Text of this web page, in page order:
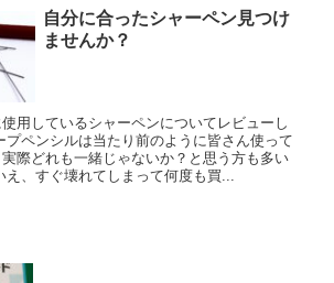
自分に合ったシャーペン見つけ
ませんか？
用しているシャーペンについてレビューし
プペンシルは当たり前のように皆さん使って
際どれも一緒じゃないか？と思う方も多い
、すぐ壊れてしまって何度も買...